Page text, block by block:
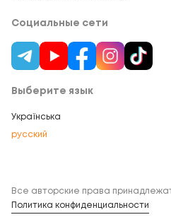
Социальные сети
Выберите язык
Українська
русский
Все авторские права
Политика конфиденциальности